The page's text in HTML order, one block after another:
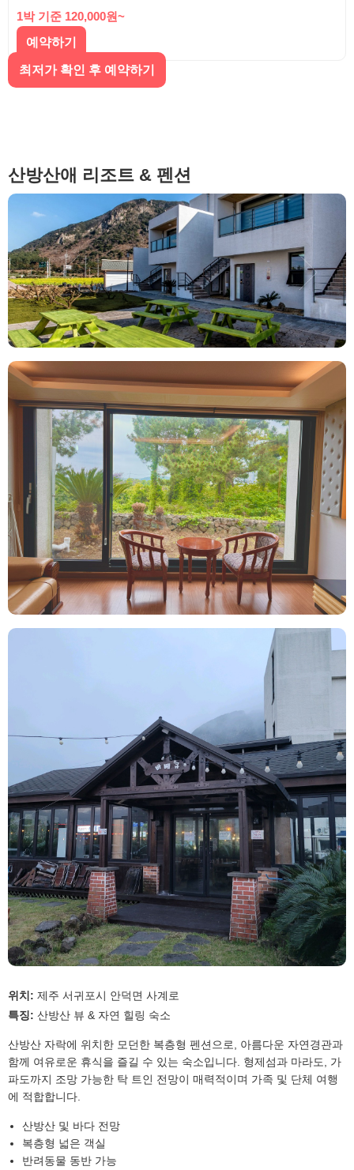
1박 기준 120,000원~
예약하기
최저가 확인 후 예약하기
산방산애 리조트 & 펜션
위치: 제주 서귀포시 안덕면 사계로
특징: 산방산 뷰 & 자연 힐링 숙소
산방산 자락에 위치한 모던한 복층형 펜션으로, 아름다운 자연경관과
함께 여유로운 휴식을 즐길 수 있는 숙소입니다. 형제섬과 마라도, 가
파도까지 조망 가능한 탁 트인 전망이 매력적이며 가족 및 단체 여행
에 적합합니다.
산방산 및 바다 전망
복층형 넓은 객실
반려동물 동반 가능